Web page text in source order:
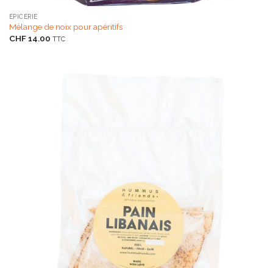
EPICERIE
Mélange de noix pour apéritifs
CHF14.00 TTC